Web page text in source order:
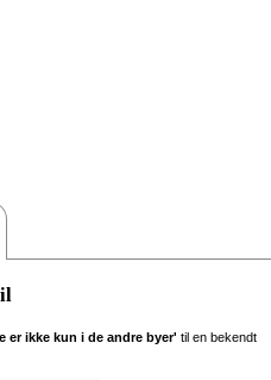
er ikke kun i de andre byer' til en bekendt